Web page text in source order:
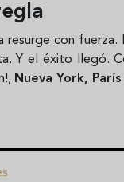
con fuerza.
Y el éxito llegó.
Nueva York,